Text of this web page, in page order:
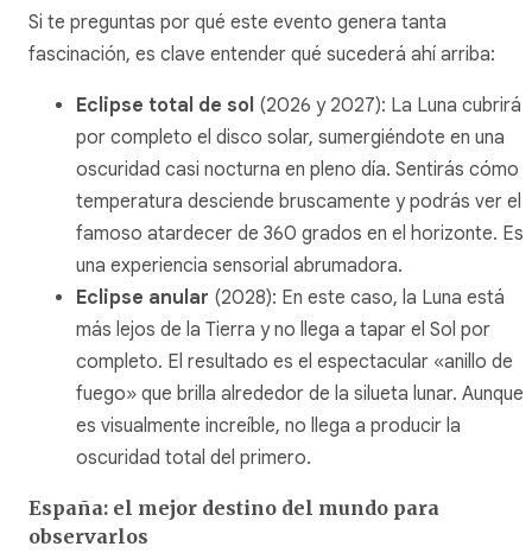
Si te preguntas por qué este evento genera tanta
fascinación, es clave entender qué sucederá ahí arriba:
Eclipse total de sol (2026 y 2027): La Luna cubrirá
por completo el disco solar, sumergiéndote en una
oscuridad casi nocturna en pleno día. Sentirás cómo
temperatura desciende bruscamente y podrás ver el
famoso atardecer de 360 grados en el horizonte. Es
una experiencia sensorial abrumadora.
Eclipse anular (2028): En este caso, la Luna está
más lejos de la Tierra y no llega a tapar el Sol por
completo. El resultado es el espectacular «anillo de
fuego» que brilla alrededor de la silueta lunar. Aunque
es visualmente increíble, no llega a producir la
oscuridad total del primero.
España: el mejor destino del mundo para
observarlos